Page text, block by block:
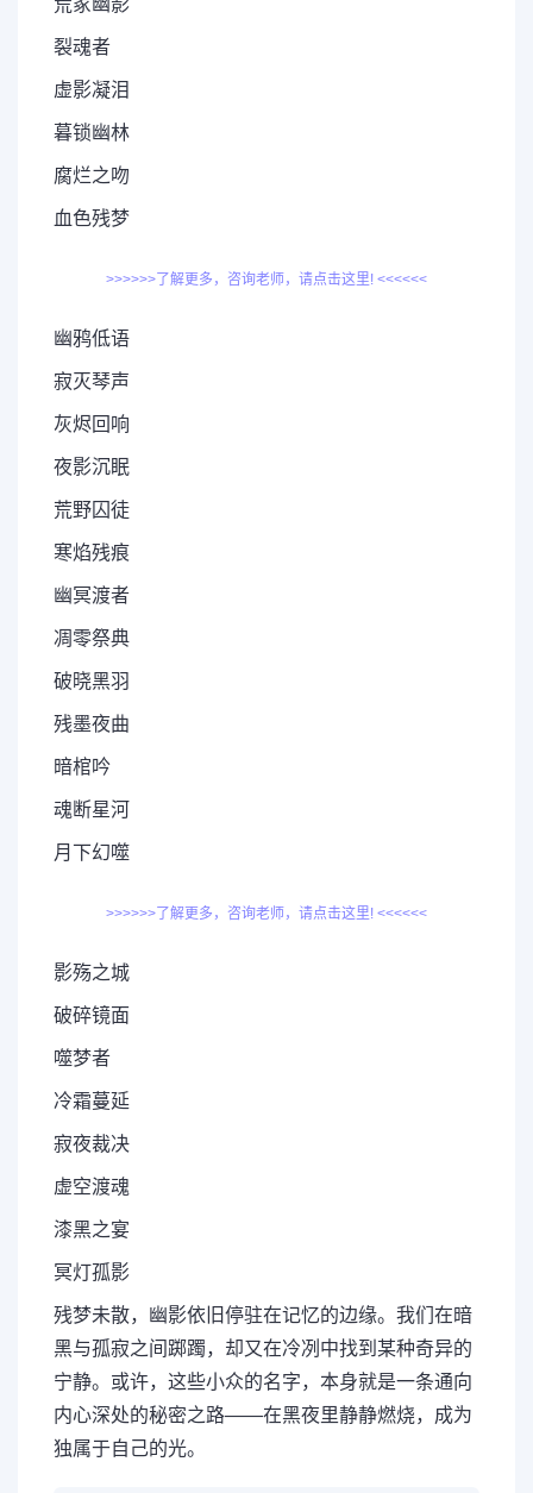
荒冢幽影
裂魂者
虚影凝泪
暮锁幽林
腐烂之吻
血色残梦
>>>>>>了解更多，咨询老师，请点击这里! <<<<<<
幽鸦低语
寂灭琴声
灰烬回响
夜影沉眠
荒野囚徒
寒焰残痕
幽冥渡者
凋零祭典
破晓黑羽
残墨夜曲
暗棺吟
魂断星河
月下幻噬
>>>>>>了解更多，咨询老师，请点击这里! <<<<<<
影殇之城
破碎镜面
噬梦者
冷霜蔓延
寂夜裁决
虚空渡魂
漆黑之宴
冥灯孤影
残梦未散，幽影依旧停驻在记忆的边缘。我们在暗
黑与孤寂之间踯躅，却又在冷冽中找到某种奇异的
宁静。或许，这些小众的名字，本身就是一条通向
内心深处的秘密之路——在黑夜里静静燃烧，成为
独属于自己的光。